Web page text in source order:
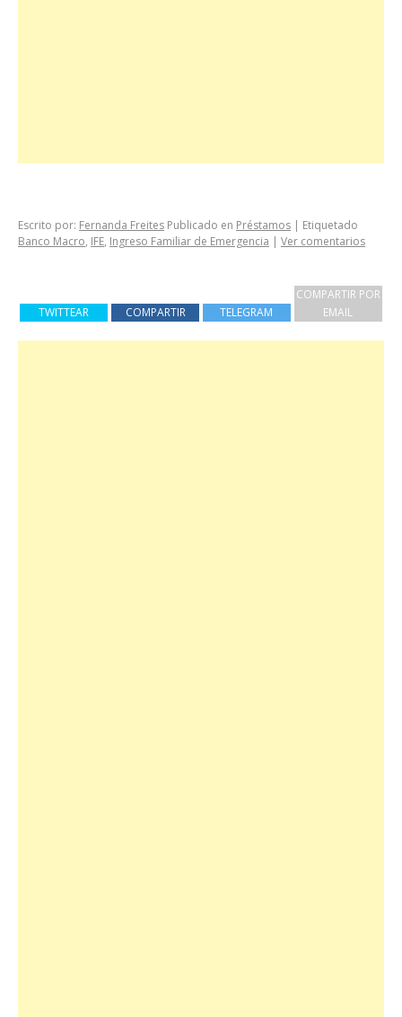
Escrito por: Fernanda Freites Publicado en Préstamos | Etiquetado
Banco Macro, IFE, Ingreso Familiar de Emergencia | Ver comentarios
TWITTEAR COMPARTIR TELEGRAM
COMPARTIR POR
EMAIL